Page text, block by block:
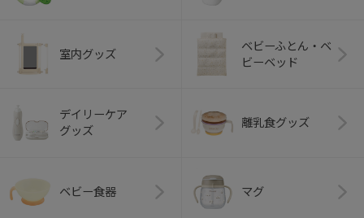
室内グッズ
ベビーふとん・ベ
ビーベッド
デイリーケア
グッズ
離乳食グッズ
ベビー食器 マグ